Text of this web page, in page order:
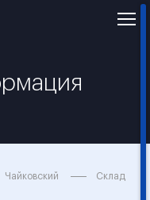
Чайковский Склад